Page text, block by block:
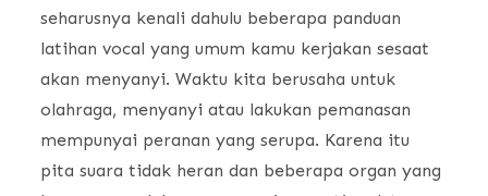
seharusnya kenali dahulu beberapa panduan
latihan vocal yang umum kamu kerjakan sesaat
akan menyanyi. Waktu kita berusaha untuk
olahraga, menyanyi atau lakukan pemanasan
mempunyai peranan yang serupa. Karena itu
pita suara tidak heran dan beberapa organ yang